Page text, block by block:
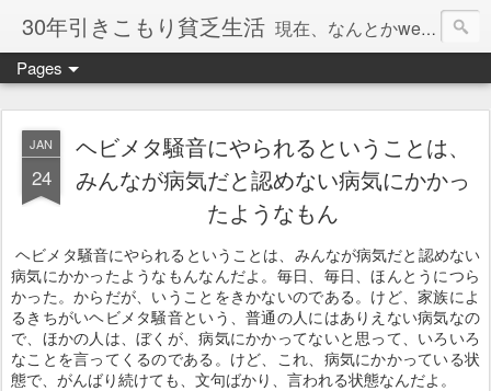
30年引きこもり貧乏生活 現在、なんとかweb系の仕事で食べています。このブログで扱う問題は「この世とはなにか」「人生とはなにか」「人間とはなにか」「強迫神経症の原因と解決法」「うつ病の原因と寄り添う方法」「家族の問題」などについてです。
Pages
JAN
24
ヘビメタ騒音にやられるということは、
みんなが病気だと認めない病気にかかっ
たようなもん
ヘビメタ騒音にやられるということは、みんなが病気だと認めない
病気にかかったようなもんなんだよ。毎日、毎日、ほんとうにつら
かった。からだが、いうことをきかないのである。けど、家族によ
るきちがいヘビメタ騒音という、普通の人にはありえない病気なの
で、ほかの人は、ぼくが、病気にかかってないと思って、いろいろ
なことを言ってくるのである。けど、これ、病気にかかっている状
態で、がんばり続けても、文句ばかり、言われる状態なんだよ。